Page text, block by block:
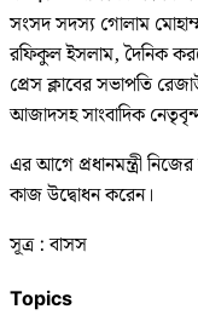
সংসদ সদস্য গোলাম
রফিকুল ইসলাম, দৈনিক
প্রেস ক্লাবের সভাপতি
আজাদসহ সাংবাদিক
এর আগে প্রধানমন্ত্রী
কাজ উদ্বোধন করেন।
সূত্র : বাসস
Topics